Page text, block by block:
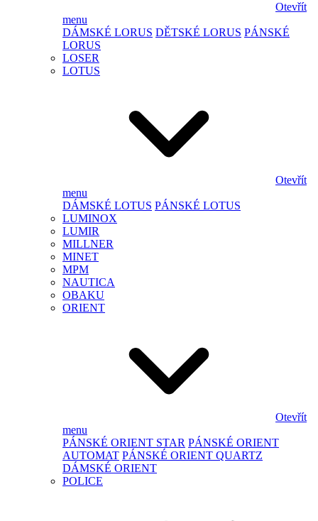
Otevřít
menu
DÁMSKÉ LORUS DĚTSKÉ LORUS PÁNSKÉ
LORUS
LOSER
LOTUS
Otevřít
menu
DÁMSKÉ LOTUS PÁNSKÉ LOTUS
LUMINOX
LUMIR
MILLNER
MINET
MPM
NAUTICA
OBAKU
ORIENT
Otevřít
menu
PÁNSKÉ ORIENT STAR PÁNSKÉ ORIENT
AUTOMAT PÁNSKÉ ORIENT QUARTZ
DÁMSKÉ ORIENT
POLICE